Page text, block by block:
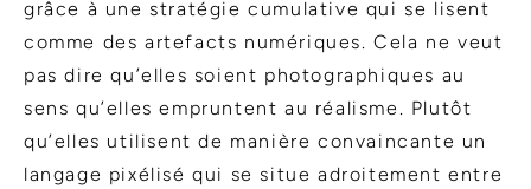
grâce à une stratégie cumulative qui se lisent
comme des artefacts numériques. Cela ne veut
pas dire qu’elles soient photographiques au
sens qu’elles empruntent au réalisme. Plutôt
qu’elles utilisent de manière convaincante un
langage pixélisé qui se situe adroitement entre